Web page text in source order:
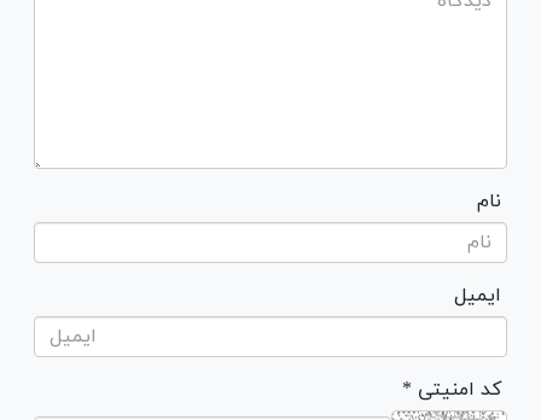
نام
ایمیل
* کد امنیتی